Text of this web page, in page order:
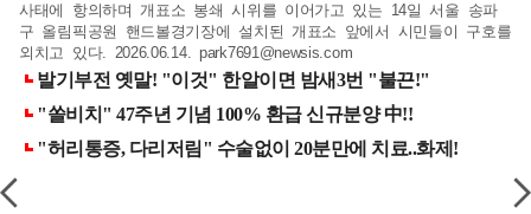
사태에 항의하며 개표소 봉쇄 시위를 이어가고 있는 14일 서울 송파
구 올림픽공원 핸드볼경기장에 설치된 개표소 앞에서 시민들이 구호를
외치고 있다. 2026.06.14. park7691@newsis.com